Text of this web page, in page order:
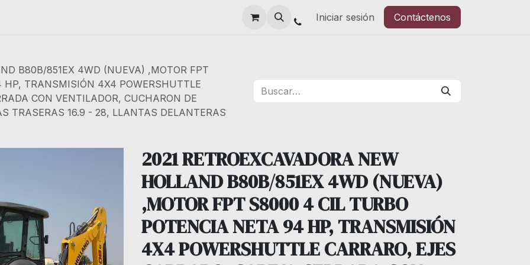
Iniciar sesión Contáctenos
B80B/851EX 4WD (NUEVA) ,MOTOR FPT
TRANSMISIÓN 4X4 POWERSHUTTLE
CON VENTILADOR, CUCHARON DE
TRASERAS 16.9 - 28, LLANTAS DELANTERAS
2021 RETROEXCAVADORA NEW
HOLLAND B80B/851EX 4WD (NUEVA)
,MOTOR FPT S8000 4 CIL TURBO
POTENCIA NETA 94 HP, TRANSMISIÓN
4X4 POWERSHUTTLE CARRARO, EJES